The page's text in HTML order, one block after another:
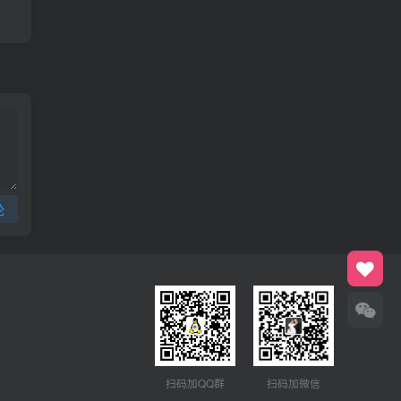
扫码加QQ群 扫码加微信